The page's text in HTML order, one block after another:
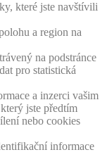
které jste navštívili
a region na
na podstránce
pro statistická
a inzerci vašim
jste předtím
nebo cookies
informace